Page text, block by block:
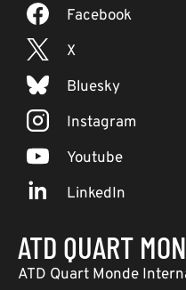
Facebook
X
Bluesky
Instagram
Youtube
LinkedIn
ATD QUART
ATD Quart Monde